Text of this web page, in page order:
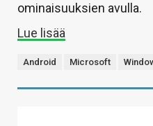
ominaisuuksien avulla.
Lue lisää
Android Microsoft